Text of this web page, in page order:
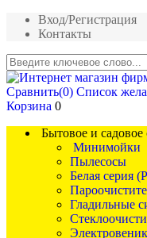
Вход/Регистрация
Контакты
Сравнить(0) Список
Корзина 0
Бытовое и садовое
Минимойки
Пылесосы
Белая серия
Гладильные